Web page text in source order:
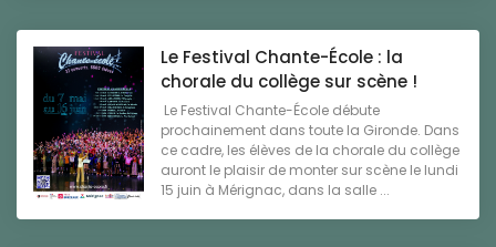
Le Festival Chante-École : la
chorale du collège sur scène !
Le Festival Chante-École débute
prochainement dans toute la Gironde. Dans
ce cadre, les élèves de la chorale du collège
auront le plaisir de monter sur scène le lundi
15 juin à Mérignac, dans la salle ...